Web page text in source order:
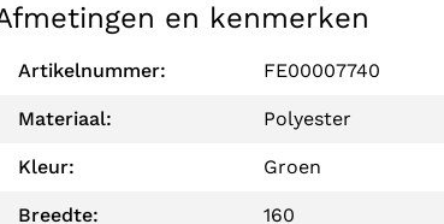
en kenmerken
Artikelnummer: FE00007740
Materiaal: Polyester
Kleur: Groen
Breedte: 160